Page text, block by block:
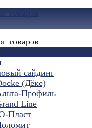
товаров
сайдинг
(Дёке)
Профиль
Line
Пласт